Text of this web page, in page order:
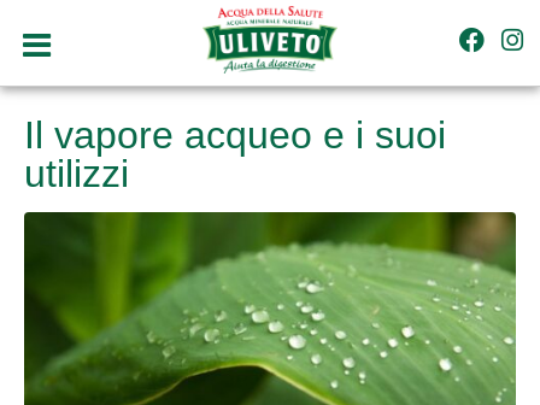
Il vapore acqueo e i suoi
utilizzi